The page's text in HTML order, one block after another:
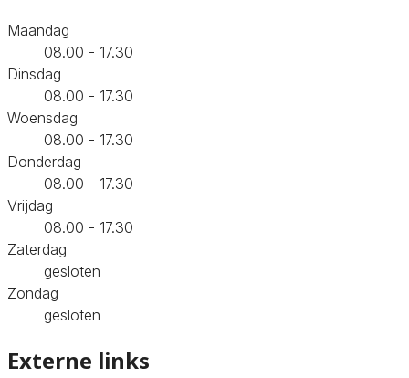
Maandag
08.00 - 17.30
Dinsdag
08.00 - 17.30
Woensdag
08.00 - 17.30
Donderdag
08.00 - 17.30
Vrijdag
08.00 - 17.30
Zaterdag
gesloten
Zondag
gesloten
Externe links